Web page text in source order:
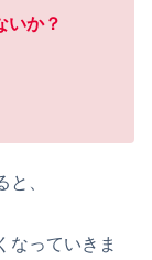
いか？
、
なっていきま